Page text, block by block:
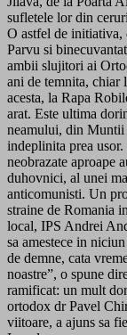
sufletele lor din
O astfel de initiativa,
Parvu si
ambii slujitori ai
ani de temnita, chiar
acesta, la Rapa
arat. Este ultima
neamului, din Muntii
indeplinita prea
neobrazate aproape
duhovnici, al unei
anticomunisti. Un
straine de Romania
local, IPS Andrei
sa amestece in
de demne, cata
noastre”, o spune
ramificat: un mult
ortodox dr Pavel
viitoare, a ajuns sa